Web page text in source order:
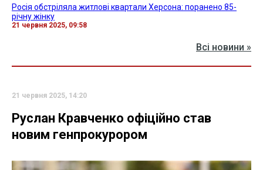
Росія обстріляла житлові квартали Херсона: поранено 85-
річну жінку
21 червня 2025, 09:58
Всі новини »
21 червня 2025, 14:20
Руслан Кравченко офіційно став
новим генпрокурором